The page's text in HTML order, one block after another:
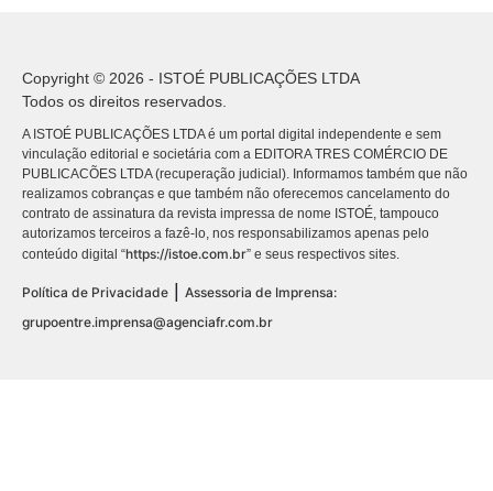
Copyright © 2026 - ISTOÉ PUBLICAÇÕES LTDA
Todos os direitos reservados.
A ISTOÉ PUBLICAÇÕES LTDA é um portal digital independente e sem
vinculação editorial e societária com a EDITORA TRES COMÉRCIO DE
PUBLICACÕES LTDA (recuperação judicial). Informamos também que não
realizamos cobranças e que também não oferecemos cancelamento do
contrato de assinatura da revista impressa de nome ISTOÉ, tampouco
autorizamos terceiros a fazê-lo, nos responsabilizamos apenas pelo
conteúdo digital “https://istoe.com.br” e seus respectivos sites.
Política de Privacidade
Assessoria de Imprensa:
grupoentre.imprensa@agenciafr.com.br